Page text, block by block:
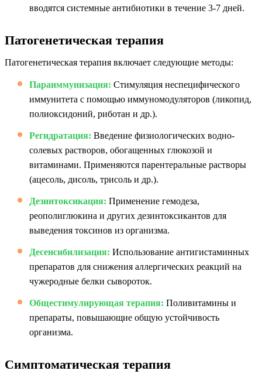
вводятся системные антибиотики в течение 3-7 дней.
Патогенетическая терапия
Патогенетическая терапия включает следующие методы:
Параиммунизация: Стимуляция неспецифического
иммунитета с помощью иммуномодуляторов (ликопид,
полиоксидоний, риботан и др.).
Регидратация: Введение физиологических водно-
солевых растворов, обогащенных глюкозой и
витаминами. Применяются парентеральные растворы
(ацесоль, дисоль, трисоль и др.).
Дезинтоксикация: Применение гемодеза,
реополиглюкина и других дезинтоксикантов для
выведения токсинов из организма.
Десенсибилизация: Использование антигистаминных
препаратов для снижения аллергических реакций на
чужеродные белки сывороток.
Общестимулирующая терапия: Поливитамины и
препараты, повышающие общую устойчивость
организма.
Симптоматическая терапия